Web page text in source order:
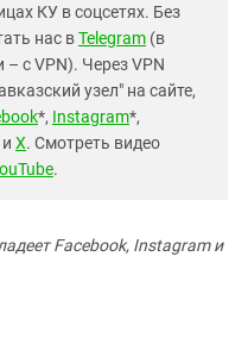
КУ в соцсетях. Без
нас вTelegram (в
с VPN). Через VPN
узел" на сайте,
*, Instagram*,
и X. Смотреть видео
.
Facebook, Instagram и